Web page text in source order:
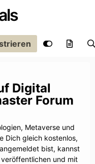
Digital
Forum
Metaverse und
Dich gleich kostenlos,
bist, kannst
und mit